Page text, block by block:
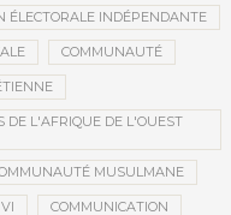
ÉLECTORALE INDÉPENDANTE
COMMUNAUTÉ
DE L'AFRIQUE DE L'OUEST
MUSULMANE
COMMUNICATION